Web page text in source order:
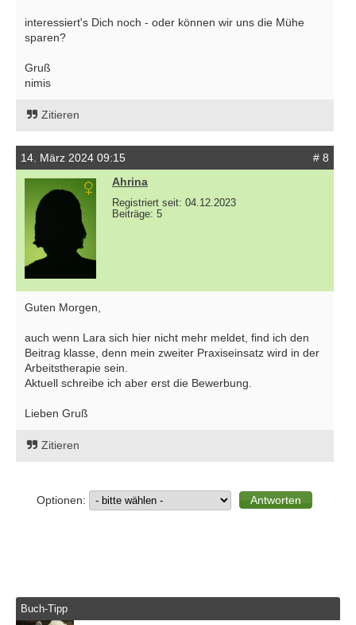
interessiert's Dich noch - oder können wir uns die Mühe
sparen?
Gruß
nimis
Zitieren
14. März 2024 09:15
# 8
Ahrina
Registriert seit: 04.12.2023
Beiträge: 5
Guten Morgen,
auch wenn Lara sich hier nicht mehr meldet, find ich den
Beitrag klasse, denn mein zweiter Praxiseinsatz wird in der
Arbeitstherapie sein.
Aktuell schreibe ich aber erst die Bewerbung.
Lieben Gruß
Zitieren
Optionen:
Buch-Tipp